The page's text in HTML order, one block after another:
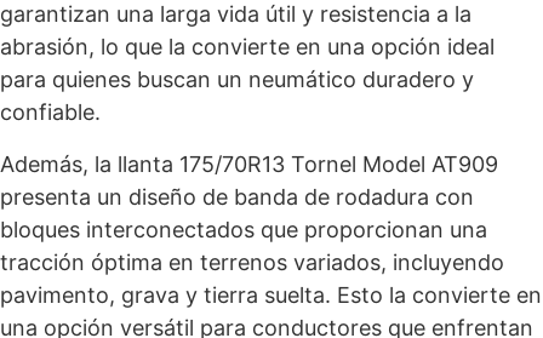
garantizan una larga vida útil y resistencia a la
abrasión, lo que la convierte en una opción ideal
para quienes buscan un neumático duradero y
confiable.
Además, la llanta 175/70R13 Tornel Model AT909
presenta un diseño de banda de rodadura con
bloques interconectados que proporcionan una
tracción óptima en terrenos variados, incluyendo
pavimento, grava y tierra suelta. Esto la convierte en
una opción versátil para conductores que enfrentan